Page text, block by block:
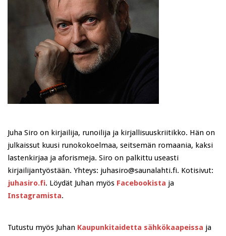
Juha Siro on kirjailija, runoilija ja kirjallisuuskriitikko. Hän on
julkaissut kuusi runokokoelmaa, seitsemän romaania, kaksi
lastenkirjaa ja aforismeja. Siro on palkittu useasti
kirjailijantyöstään. Yhteys: juhasiro@saunalahti.fi. Kotisivut:
juhasiro.fi. Löydät Juhan myös Facebookista ja
Instagramista.
Tutustu myös Juhan Kaupunkitaidetta sähkökaapeissa ja